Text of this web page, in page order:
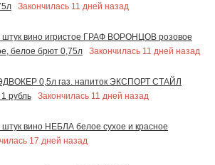
Закончилась 11 дней назад
штук вино игристое ГРАФ ВОРОНЦОВ розовое
белое брют 0,75л
Закончилась 11 дней назад
0,5л газ. напиток ЭКСПОРТ СТАЙЛ
рубль
Закончилась 11 дней назад
штук вино НЕБЛА белое сухое и красное
17 дней назад